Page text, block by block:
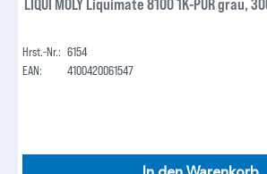
Hrst.-Nr.: 6154
EAN:
4100420061547